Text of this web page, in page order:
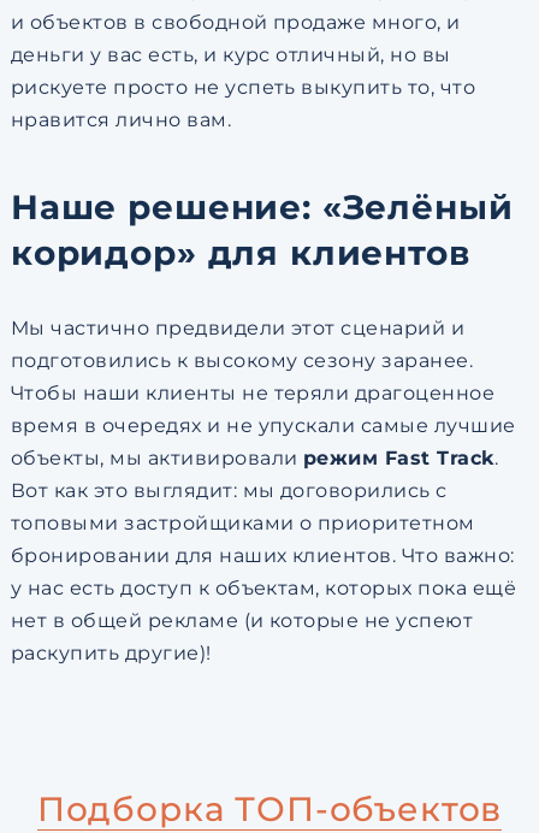
и объектов в свободной продаже много, и
деньги у вас есть, и курс отличный, но вы
рискуете просто не успеть выкупить то, что
нравится лично вам.
Наше решение: «Зелёный
коридор» для клиентов
Мы частично предвидели этот сценарий и
подготовились к высокому сезону заранее.
Чтобы наши клиенты не теряли драгоценное
время в очередях и не упускали самые лучшие
объекты, мы активировали режим Fast Track.
Вот как это выглядит: мы договорились с
топовыми застройщиками о приоритетном
бронировании для наших клиентов. Что важно:
у нас есть доступ к объектам, которых пока ещё
нет в общей рекламе (и которые не успеют
раскупить другие)!
Подборка ТОП-объектов